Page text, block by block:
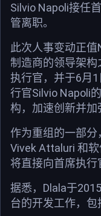
Silvio Napoli接任
管离职。
此次人事变动正
制造商的领导架
执行官，并于6月
行官Silvio Napoli
构，加速创新并加
作为重组的一部
Vivek Attaluri 和
将直接向首席执行
据悉，Dlala于
台的开发工作，包